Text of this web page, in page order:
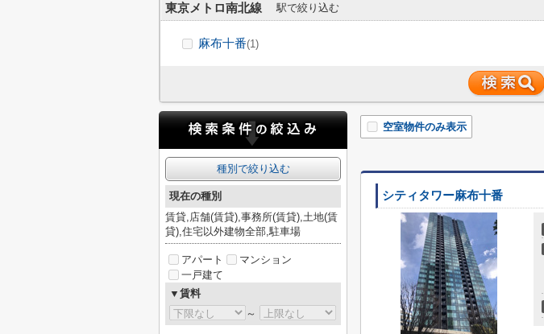
東京メトロ南北線 駅で絞り込む
麻布十番(1)
空室物件のみ表示
シティタワー麻布十番
種別で絞り込む
現在の種別
賃貸,店舗(賃貸),事務所(賃貸),土地(賃
貸),住宅以外建物全部,駐車場
アパート
マンション
一戸建て
▼賃料
～